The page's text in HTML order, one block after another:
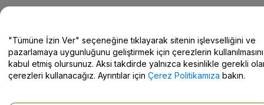
Yardım Merkezi / Bize Ulaşın
"Tümüne İzin Ver" seçeneğine tıklayarak sitenin işlevselliğini ve
pazarlamaya uygunluğunu geliştirmek için çerezlerin kullanılmasını
kabul etmiş olursunuz. Aksi takdirde yalnızca kesinlikle gerekli
çerezleri kullanacağız. Ayrıntılar için Çerez Politikamıza bakın.